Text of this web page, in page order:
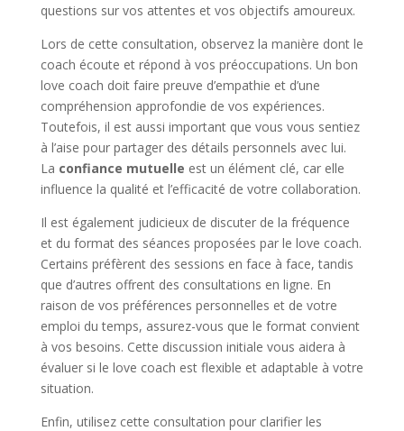
questions sur vos attentes et vos objectifs amoureux.
Lors de cette consultation, observez la manière dont le
coach écoute et répond à vos préoccupations. Un bon
love coach doit faire preuve d’empathie et d’une
compréhension approfondie de vos expériences.
Toutefois, il est aussi important que vous vous sentiez
à l’aise pour partager des détails personnels avec lui.
La confiance mutuelle est un élément clé, car elle
influence la qualité et l’efficacité de votre collaboration.
Il est également judicieux de discuter de la fréquence
et du format des séances proposées par le love coach.
Certains préfèrent des sessions en face à face, tandis
que d’autres offrent des consultations en ligne. En
raison de vos préférences personnelles et de votre
emploi du temps, assurez-vous que le format convient
à vos besoins. Cette discussion initiale vous aidera à
évaluer si le love coach est flexible et adaptable à votre
situation.
Enfin, utilisez cette consultation pour clarifier les